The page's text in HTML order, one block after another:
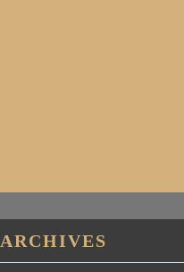
ARCHIVES